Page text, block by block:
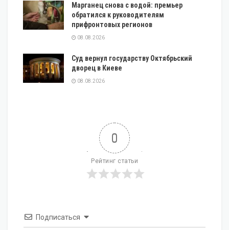
Марганец снова с водой: премьер
обратился к руководителям
прифронтовых регионов
08.08.2026
Суд вернул государству Октябрьский
дворец в Киеве
08.08.2026
0
Рейтинг статьи
Подписаться